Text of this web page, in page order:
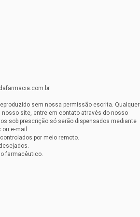
sem nossa permissão escrita. Qualquer
site, entre em contato através do nosso
sob prescrição só serão dispensados mediante
ou e-mail.
por meio remoto.
farmacêutico.